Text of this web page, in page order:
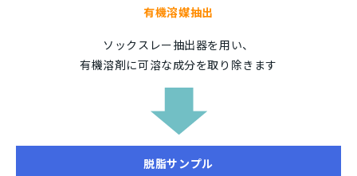
有機溶媒抽出
ソックスレー抽出器を用い、
有機溶剤に可溶な成分を取り除きます
脱脂サンプル